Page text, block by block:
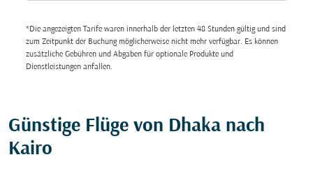
*Die angezeigten Tarife waren innerhalb der letzten 48 Stunden gültig und sind
zum Zeitpunkt der Buchung möglicherweise nicht mehr verfügbar. Es können
zusätzliche Gebühren und Abgaben für optionale Produkte und
Dienstleistungen anfallen.
Günstige Flüge von Dhaka nach
Kairo